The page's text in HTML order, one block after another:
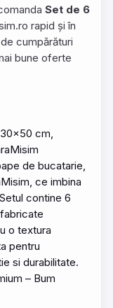
Set de 6
rapid și în
cumpărături
bune oferte
cm,
de bucatarie,
, ce imbina
contine 6
o textura
pentru
si durabilitate.
– Bum